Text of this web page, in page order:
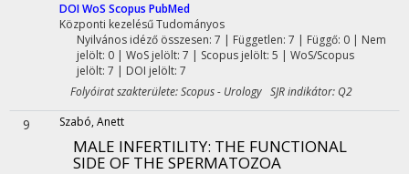
DOIWoS Scopus PubMed
Központi kezelésűTudományos
Nyilvános idéző összesen: 7 | Független: 7 | Függő: 0 | Nem
jelölt: 0 | WoS jelölt: 7 | Scopus jelölt: 5 | WoS/Scopus
jelölt: 7 | DOI jelölt: 7
Folyóirat szakterülete: Scopus - Urology SJR indikátor: Q2
9 Szabó, Anett
MALE INFERTILITY: THE FUNCTIONAL
SIDE OF THE SPERMATOZOA